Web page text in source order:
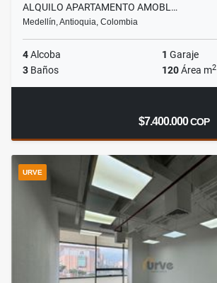
ALQUILO APARTAMENTO AMOBL…
Medellín, Antioquia, Colombia
4Alcoba 1 Garaje
3 Baños 120Área m2
$7.400.000COP
URVE